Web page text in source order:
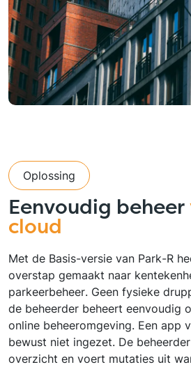
Oplossing
Eenvoudig beheer
cloud
Met de Basis-versie van Park-R
overstap gemaakt naar
parkeerbeheer. Geen fysieke
de beheerder beheert eenvoudig
online beheeromgeving. Een app
bewust niet ingezet. De
overzicht en voert mutaties uit